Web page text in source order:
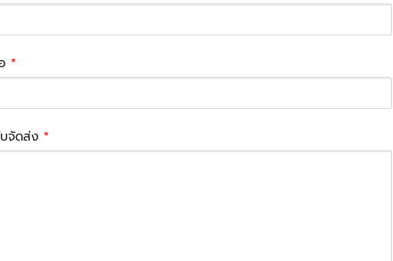
*
จัดส่ง *